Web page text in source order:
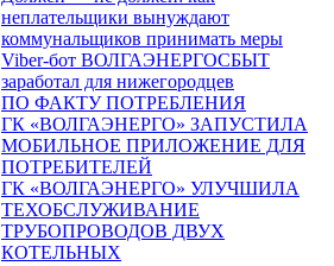
неплательщики вынуждают
коммунальщиков принимать меры
Viber-бот ВОЛГАЭНЕРГОСБЫТ
заработал для нижегородцев
ПО ФАКТУ ПОТРЕБЛЕНИЯ
ГК «ВОЛГАЭНЕРГО» ЗАПУСТИЛА
МОБИЛЬНОЕ ПРИЛОЖЕНИЕ ДЛЯ
ПОТРЕБИТЕЛЕЙ
ГК «ВОЛГАЭНЕРГО» УЛУЧШИЛА
ТЕХОБСЛУЖИВАНИЕ
ТРУБОПРОВОДОВ ДВУХ
КОТЕЛЬНЫХ